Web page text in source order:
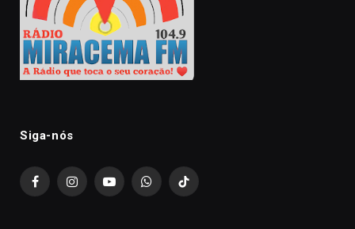
Siga-nós
FacebookInstagramYouTubeWhatsAppTikTok